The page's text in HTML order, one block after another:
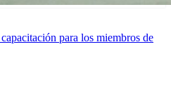
para los miembros de